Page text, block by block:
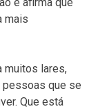
mais
muitos lares,
pessoas que se
Que está